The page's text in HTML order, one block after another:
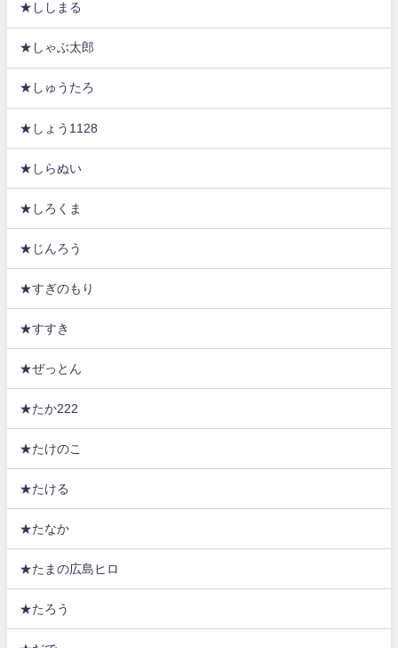
★ししまる
★しゃぶ太郎
★しゅうたろ
★しょう1128
★しらぬい
★しろくま
★じんろう
★すぎのもり
★すすき
★ぜっとん
★たか222
★たけのこ
★たける
★たなか
★たまの広島ヒロ
★たろう